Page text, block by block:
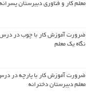
معلم کار و فناوری دبیرستان
ضرورت آموزش کار با چوب در درس
نگاه یک معلم
ضرورت آموزش کار با پارچه در
معلم دبیرستان دخترانه